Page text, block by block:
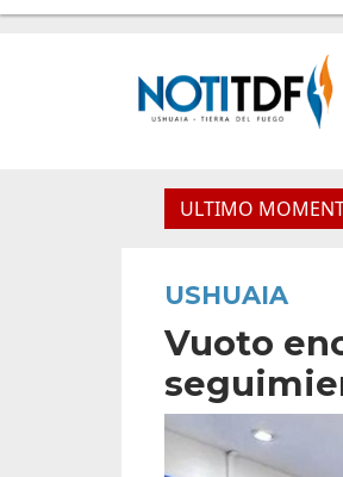
ULTIMO
en Obras Privadas Ley
USHUAIA
Vuoto